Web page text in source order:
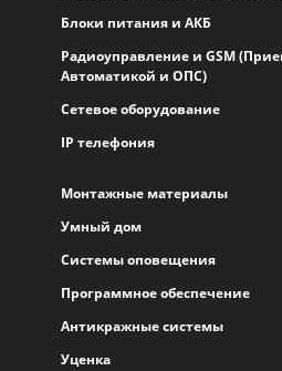
Блоки питания и АКБ
Радиоуправление и GSM
Автоматикой и ОПС)
Сетевое оборудование
IP телефония
Монтажные материалы
Умный дом
Системы оповещения
Программное обеспечение
Антикражные системы
Уценка